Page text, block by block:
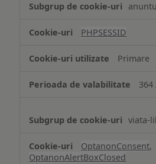
de
Cookie
necesare
PHPSESSID
Primare
364
viata-
OptanonConsent,
OptanonAlertBoxClosed